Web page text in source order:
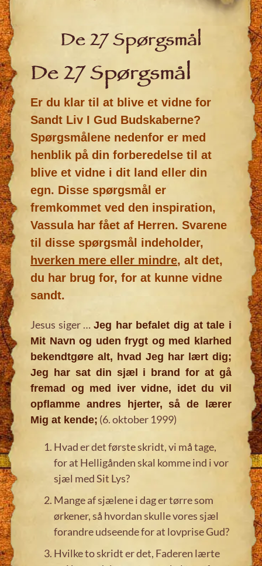
De 27 Spørgsmål
De 27 Spørgsmål
Er du klar til at blive et vidne for
Sandt Liv I Gud Budskaberne?
Spørgsmålene nedenfor er med
henblik på din forberedelse til at
blive et vidne i dit land eller din
egn. Disse spørgsmål er
fremkommet ved den inspiration,
Vassula har fået af Herren. Svarene
til disse spørgsmål indeholder,
hverken mere eller mindre, alt det,
du har brug for, for at kunne vidne
sandt.
Jesus siger …Jeg har befalet dig at tale i
Mit Navn og uden frygt og med klarhed
bekendtgøre alt, hvad Jeg har lært dig;
Jeg har sat din sjæl i brand for at gå
fremad og med iver vidne, idet du vil
opflamme andres hjerter, så de lærer
Mig at kende; (6. oktober 1999)
Hvad er det første skridt, vi må tage,
for at Helligånden skal komme ind i vor
sjæl med Sit Lys?
Mange af sjælene i dag er tørre som
ørkener, så hvordan skulle vores sjæl
forandre udseende for at lovprise Gud?
Hvilke to skridt er det, Faderen lærte